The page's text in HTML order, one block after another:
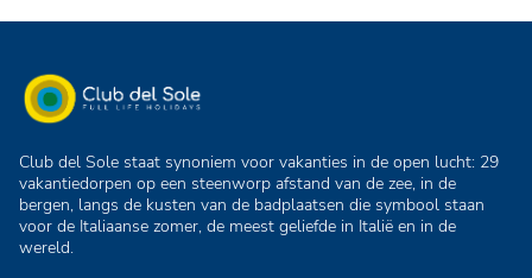
Club del Sole staat synoniem voor vakanties in de open lucht: 29
vakantiedorpen op een steenworp afstand van de zee, in de
bergen, langs de kusten van de badplaatsen die symbool staan
voor de Italiaanse zomer, de meest geliefde in Italië en in de
wereld.